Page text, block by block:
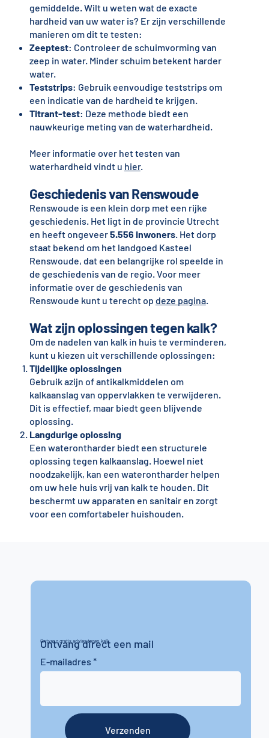
gemiddelde. Wilt u weten wat de exacte
hardheid van uw water is? Er zijn verschillende
manieren om dit te testen:
Zeeptest: Controleer de schuimvorming van
zeep in water. Minder schuim betekent harder
water.
Teststrips: Gebruik eenvoudige teststrips om
een indicatie van de hardheid te krijgen.
Titrant-test: Deze methode biedt een
nauwkeurige meting van de waterhardheid.
Meer informatie over het testen van
waterhardheid vindt u hier.
Geschiedenis van Renswoude
Renswoude is een klein dorp met een rijke
geschiedenis. Het ligt in de provincie Utrecht
en heeft ongeveer5.556 inwoners. Het dorp
staat bekend om het landgoed Kasteel
Renswoude, dat een belangrijke rol speelde in
de geschiedenis van de regio. Voor meer
informatie over de geschiedenis van
Renswoude kunt u terecht op deze pagina.
Wat zijn oplossingen tegen kalk?
Om de nadelen van kalk in huis te verminderen,
kunt u kiezen uit verschillende oplossingen:
Tijdelijke oplossingen
Gebruik azijn of antikalkmiddelen om
kalkaanslag van oppervlakken te verwijderen.
Dit is effectief, maar biedt geen blijvende
oplossing.
Langdurige oplossing
Een waterontharder biedt een structurele
oplossing tegen kalkaanslag. Hoewel niet
noodzakelijk, kan een waterontharder helpen
om uw hele huis vrij van kalk te houden. Dit
beschermt uw apparaten en sanitair en zorgt
voor een comfortabeler huishouden.
Ontvang gratis advies tegen kalk
Ontvang direct een mail
E-mailadres
Verzenden